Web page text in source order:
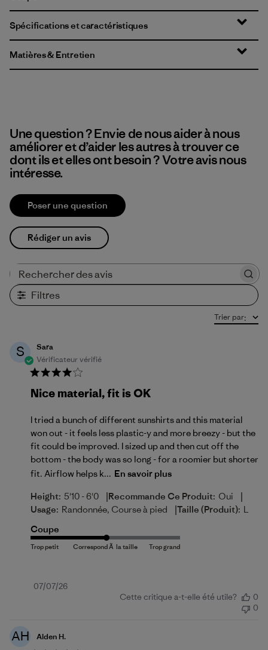
Spécifications et caractéristiques
Matières & Entretien
Une question ? Envie de nous aider à nous
améliorer et d’aider les autres à trouver ce
dont ils et elles ont besoin ? Votre avis nous
intéresse.
Poser une question
Rédiger un avis
Filtres
Trier par:
S
Sara
Vérificateur vérifié
Nice material, fit is OK
I tried a bunch of different sunshirts and this material
won out - it feels less plastic-y and more breezy - but the
fit could be improved. I sized up and then cut off the
bottom - the body was so long - for a roomier but shorter
fit. Airflow helps k... En savoir plus
Height: 5'10 - 6'0 |Recommande Ce Produit: Oui |
Usage: Randonnée, Course à pied |Taille (produit): L
Coupe
Date
07/07/26
Cette critique a-t-elle été utile?
0
0
AH Alden H.